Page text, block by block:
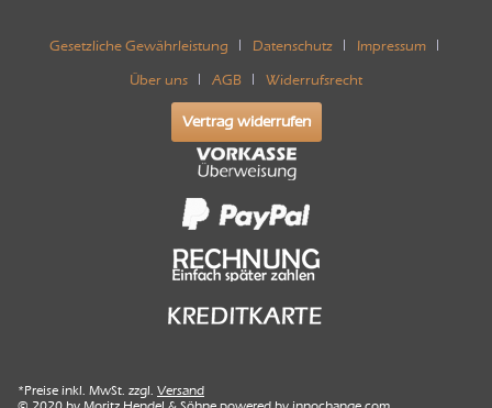
Gesetzliche Gewährleistung Datenschutz Impressum
Über uns AGB Widerrufsrecht
Vertrag widerrufen
*Preise inkl. MwSt. zzgl. Versand